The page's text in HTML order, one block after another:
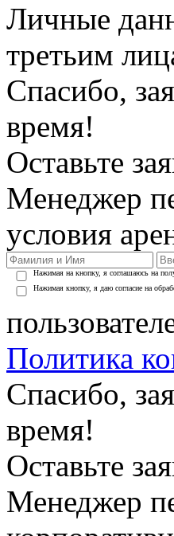
Личные
третьим
Спасибо,
время!
Оставьте
Менеджер
условия
Нажимая на кнопку, я соглашаюсь на
Нажимая кнопку, я даю согласие на
Политика
Спасибо,
время!
Оставьте
Менеджер